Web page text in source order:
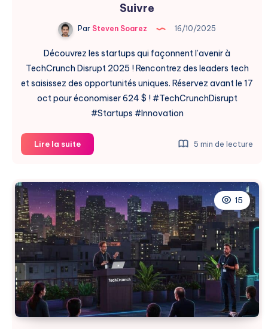
Suivre
Par Steven Soarez 16/10/2025
Découvrez les startups qui façonnent l’avenir à
TechCrunch Disrupt 2025 ! Rencontrez des leaders tech
et saisissez des opportunités uniques. Réservez avant le 17
oct pour économiser 624 $ ! #TechCrunchDisrupt
#Startups #Innovation
Lire la suiteTechCrunch
Disrupt
:
Les
Startups
à
Suivre
5 min de lecture
15